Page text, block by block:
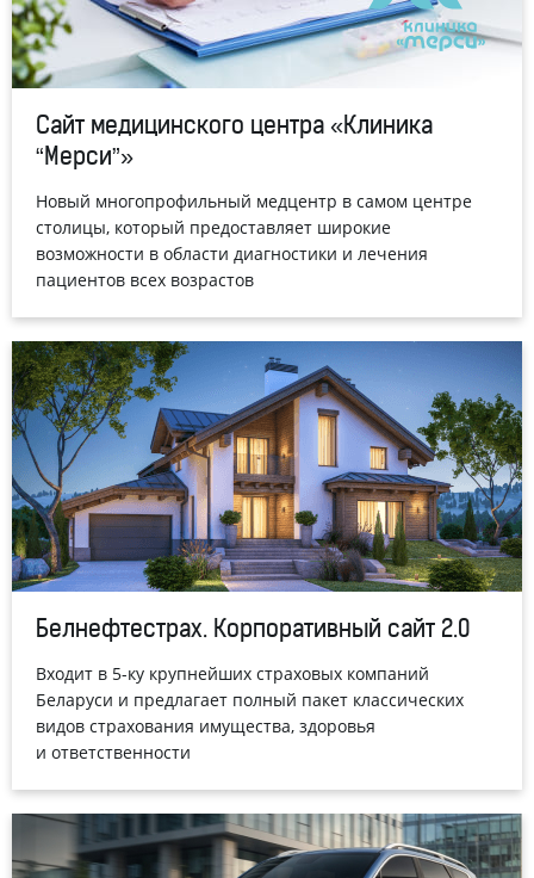
Сайт медицинского центра «Клиника
“Мерси”»
Новый многопрофильный медцентр в самом центре
столицы, который предоставляет широкие
возможности в области диагностики и лечения
пациентов всех возрастов
Белнефтестрах. Корпоративный сайт 2.0
Входит в 5-ку крупнейших страховых компаний
Беларуси и предлагает полный пакет классических
видов страхования имущества, здоровья
и ответственности